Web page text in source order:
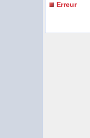
Erreur